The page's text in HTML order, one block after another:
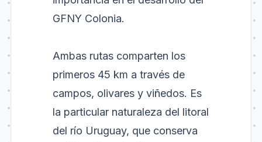
GFNY Colonia.
Ambas rutas comparten los
primeros 45 km a través de
campos, olivares y viñedos. Es
la particular naturaleza del litoral
del río Uruguay, que conserva